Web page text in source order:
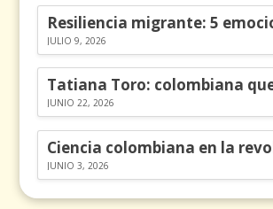
JULIO 9, 2026
JUNIO 22, 2026
JUNIO 3, 2026